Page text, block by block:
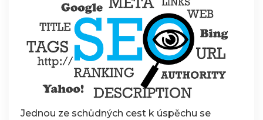
Jednou ze schůdných cest k úspěchu se